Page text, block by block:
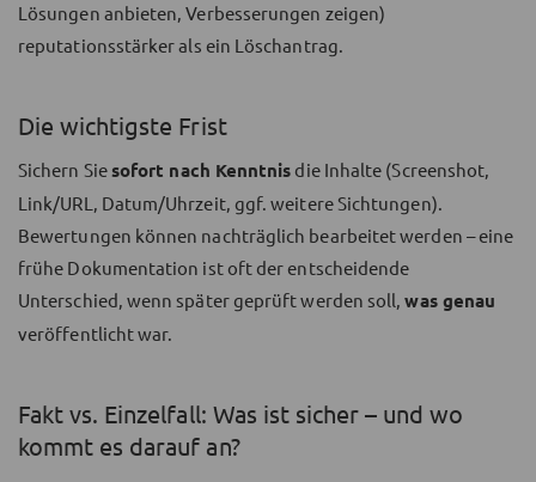
Lösungen anbieten, Verbesserungen zeigen)
reputationsstärker als ein Löschantrag.
Die wichtigste Frist
Sichern Siesofort nach Kenntnis die Inhalte (Screenshot,
Link/URL, Datum/Uhrzeit, ggf. weitere Sichtungen).
Bewertungen können nachträglich bearbeitet werden – eine
frühe Dokumentation ist oft der entscheidende
Unterschied, wenn später geprüft werden soll,was genau
veröffentlicht war.
Fakt vs. Einzelfall: Was ist sicher – und wo
kommt es darauf an?